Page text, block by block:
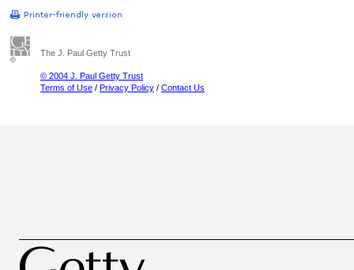
The J. Paul Getty Trust
© 2004 J. Paul Getty Trust
Terms of Use / Privacy Policy / Contact Us